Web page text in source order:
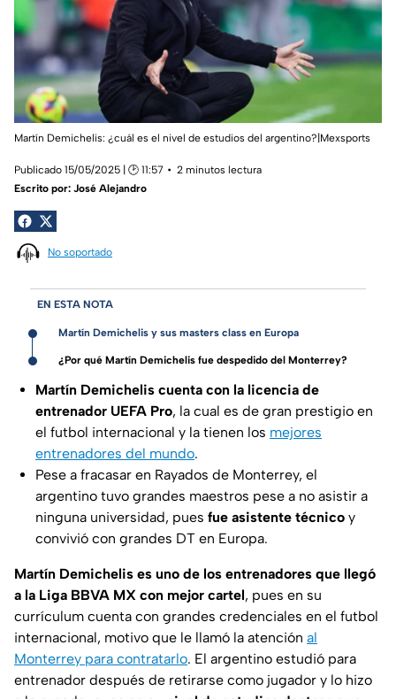
Martín Demichelis: ¿cuál es el nivel de estudios del argentino?|Mexsports
Publicado 15/05/2025 | 🕑 11:57
2 minutos lectura
Escrito por: José Alejandro
No soportado
EN ESTA NOTA
Martín Demichelis y sus masters class en Europa
¿Por qué Martín Demichelis fue despedido del Monterrey?
Martín Demichelis cuenta con la licencia de
entrenador UEFA Pro, la cual es de gran prestigio en
el futbol internacional y la tienen los mejores
entrenadores del mundo.
Pese a fracasar en Rayados de Monterrey, el
argentino tuvo grandes maestros pese a no asistir a
ninguna universidad, pues fue asistente técnico y
convivió con grandes DT en Europa.
Martín Demichelis es uno de los entrenadores que llegó
a la Liga BBVA MX con mejor cartel, pues en su
currículum cuenta con grandes credenciales en el futbol
internacional, motivo que le llamó la atención al
Monterrey para contratarlo. El argentino estudió para
entrenador después de retirarse como jugador y lo hizo